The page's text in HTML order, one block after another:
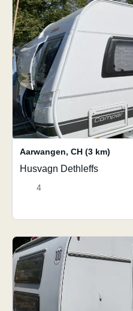
Aarwangen, CH (3 km)
Husvagn Dethleffs
4